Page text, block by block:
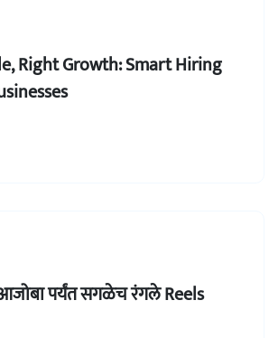
Right Growth: Smart Hiring
पर्यंत सगळेच रंगले Reels